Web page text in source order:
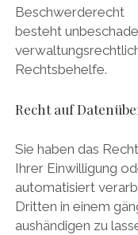
Beschwerderecht
besteht
Rechtsbehelfe.
Recht auf
Sie haben das
Ihrer Einwilligung
automatisiert
Dritten in einem
aushändigen zu